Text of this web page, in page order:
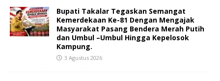
Bupati Takalar Tegaskan Semangat
Kemerdekaan Ke-81 Dengan Mengajak
Masyarakat Pasang Bendera Merah Putih
dan Umbul –Umbul Hingga Kepelosok
Kampung.
3 Agustus 2026